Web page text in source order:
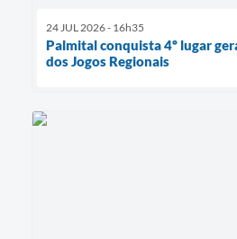
24 JUL 2026 - 16h35
Palmital conquista 4º lugar
dos Jogos Regionais